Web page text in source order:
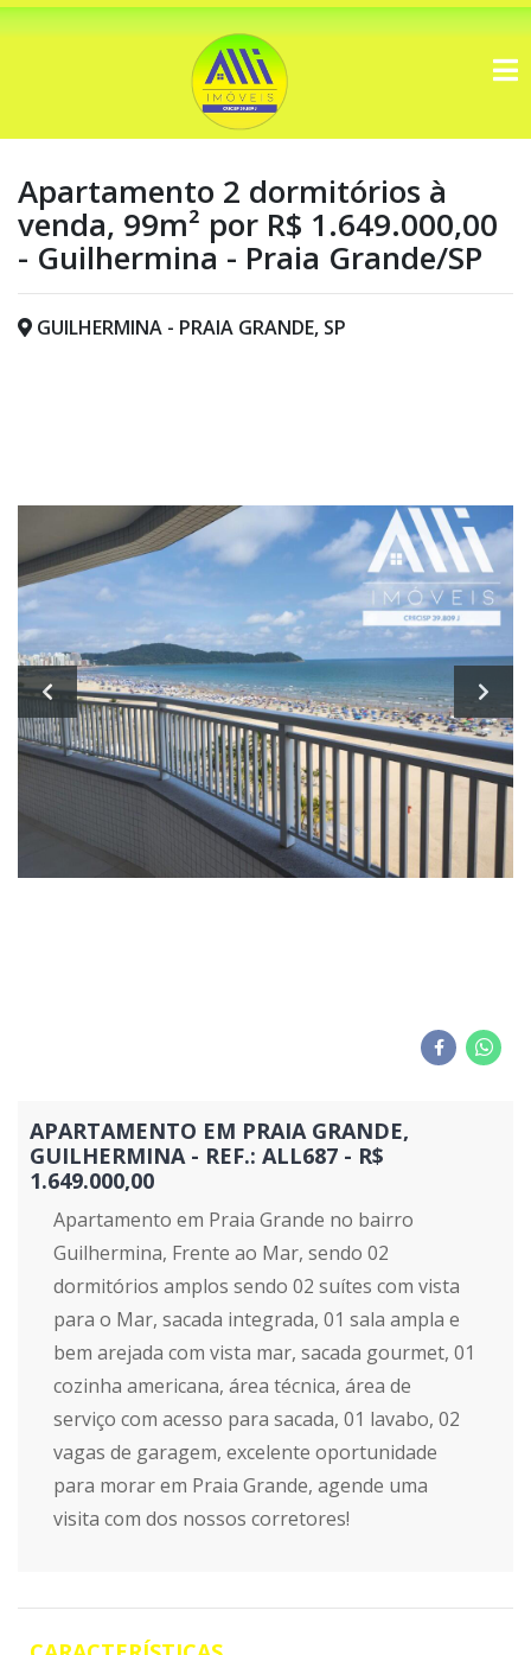
Apartamento 2 dormitórios à
venda, 99m² por R$ 1.649.000,00
- Guilhermina - Praia Grande/SP
GUILHERMINA - PRAIA GRANDE, SP
APARTAMENTO EM PRAIA GRANDE,
GUILHERMINA - REF.: ALL687 - R$
1.649.000,00
Apartamento em Praia Grande no bairro
Guilhermina, Frente ao Mar, sendo 02
dormitórios amplos sendo 02 suítes com vista
para o Mar, sacada integrada, 01 sala ampla e
bem arejada com vista mar, sacada gourmet, 01
cozinha americana, área técnica, área de
serviço com acesso para sacada, 01 lavabo, 02
vagas de garagem, excelente oportunidade
para morar em Praia Grande, agende uma
visita com dos nossos corretores!